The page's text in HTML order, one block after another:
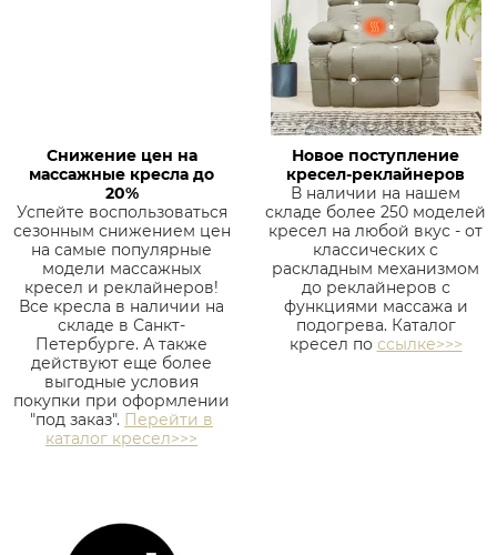
Снижение цен на
массажные кресла до
20%
Успейте воспользоваться
сезонным снижением цен
на самые популярные
модели массажных
кресел и реклайнеров!
Все кресла в наличии на
складе в Санкт-
Петербурге. А также
действуют еще более
выгодные условия
покупки при оформлении
"под заказ". Перейти в
каталог кресел>>>
Новое поступление
кресел-реклайнеров
В наличии на нашем
складе более 250 моделей
кресел на любой вкус - от
классических с
раскладным механизмом
до реклайнеров с
функциями массажа и
подогрева. Каталог
кресел по ссылке>>>